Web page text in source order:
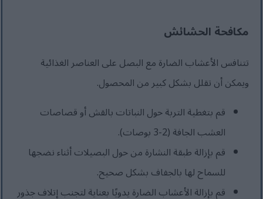
مكافحة الحشائش
تتنافس الأعشاب الضارة مع البصل على العناصر الغذائية
ويمكن أن تقلل بشكل كبير من المحصول.
قم بتغطية التربة حول النباتات بالقش أو قصاصات
العشب الجافة (2-3 بوصات).
قم بإزالة طبقة النشارة من حول البصيلات أثناء نضجها
للسماح لها بالجفاف بشكل صحيح.
قم بإزالة الأعشاب الضارة يدويًا بعناية لتجنب إتلاف جذور